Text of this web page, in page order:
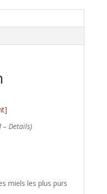
– Details)
miels les plus purs